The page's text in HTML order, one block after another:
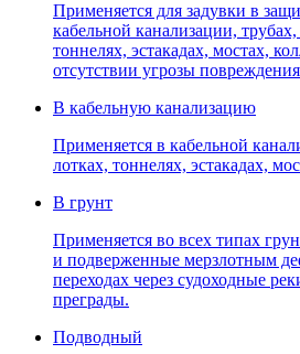
Применяется для задувки в
кабельной канализации,
тоннелях, эстакадах, мостах,
отсутствии угрозы
В кабельную канализацию
Применяется в кабельной
лотках, тоннелях, эстакадах,
В грунт
Применяется во всех типах
и подверженные мерзлотным
переходах через судоходные
преграды.
Подводный